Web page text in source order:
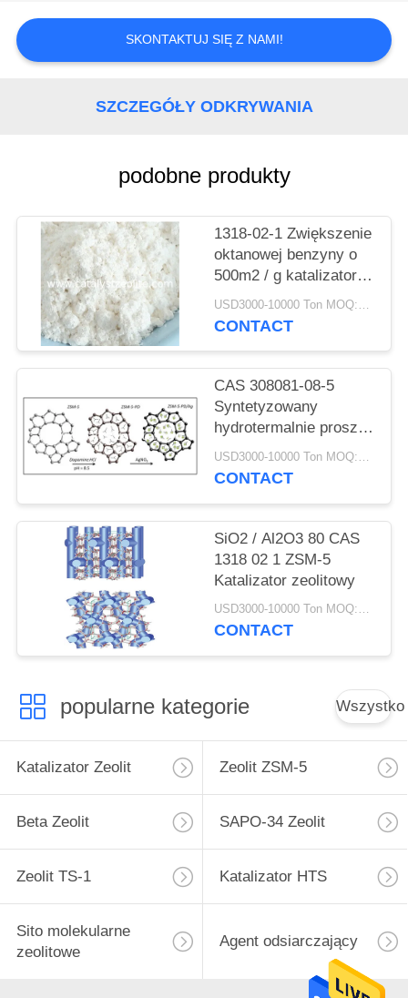
AKTUALNOŚCI
SPRAWY
POLICY
SKONTAKTUJ SIĘ Z NAMI!
SZCZEGÓŁY ODKRYWANIA
podobne produkty
1318-02-1 Zwiększenie
oktanowej benzyny o
500m2 / g katalizatora
zeolitowego ZSM-5
USD3000-10000 Ton MOQ:1 KG
CONTACT
CAS 308081-08-5
Syntetyzowany
hydrotermalnie proszek
katalizatora HZSM 5 USD3000-10000 Ton MOQ:1 KG
CONTACT
SiO2 / Al2O3 80 CAS
1318 02 1 ZSM-5
Katalizator zeolitowy
USD3000-10000 Ton MOQ:1 KG
CONTACT
popularne kategorie Wszystko
Katalizator Zeolit Zeolit ​​ZSM-5
Beta Zeolit SAPO-34 Zeolit
Zeolit ​​TS-1 Katalizator HTS
Sito molekularne
zeolitowe
Agent odsiarczający